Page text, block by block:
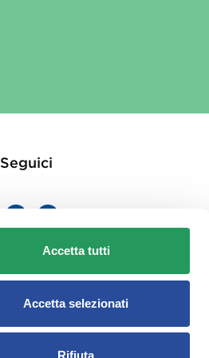
Accetta tutti
Accetta selezionati
Rifiuta
Seguici